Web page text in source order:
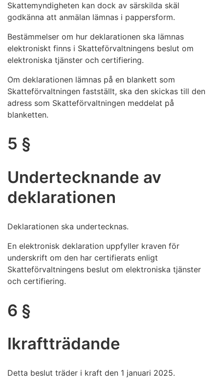
Skattemyndigheten kan dock av särskilda skäl
godkänna att anmälan lämnas i pappersform.
Bestämmelser om hur deklarationen ska lämnas
elektroniskt finns i Skatteförvaltningens beslut om
elektroniska tjänster och certifiering.
Om deklarationen lämnas på en blankett som
Skatteförvaltningen fastställt, ska den skickas till den
adress som Skatteförvaltningen meddelat på
blanketten.
5 §
Undertecknande av
deklarationen
Deklarationen ska undertecknas.
En elektronisk deklaration uppfyller kraven för
underskrift om den har certifierats enligt
Skatteförvaltningens beslut om elektroniska tjänster
och certifiering.
6 §
Ikraftträdande
Detta beslut träder i kraft den 1 januari 2025.